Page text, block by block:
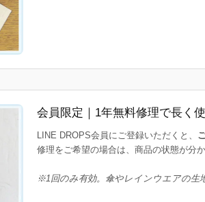
会員限定｜1年無料修理で長く
LINE DROPS会員にご登録いただくと、
修理をご希望の場合は、商品の状態が分
※1回のみ有効。傘やレインウエアの生